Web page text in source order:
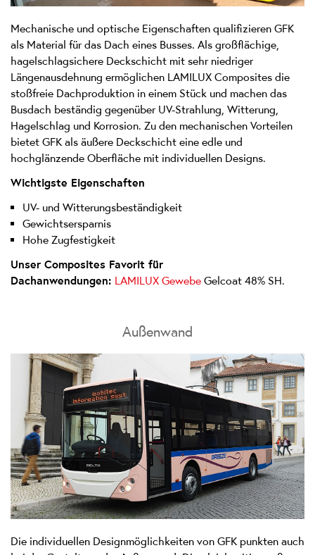
Mechanische und optische Eigenschaften qualifizieren GFK
als Material für das Dach eines Busses. Als großflächige,
hagelschlagsichere Deckschicht mit sehr niedriger
Längenausdehnung ermöglichen LAMILUX Composites die
stoßfreie Dachproduktion in einem Stück und machen das
Busdach beständig gegenüber UV-Strahlung, Witterung,
Hagelschlag und Korrosion. Zu den mechanischen Vorteilen
bietet GFK als äußere Deckschicht eine edle und
hochglänzende Oberfläche mit individuellen Designs.
Wichtigste Eigenschaften
UV- und Witterungsbeständigkeit
Gewichtsersparnis
Hohe Zugfestigkeit
Unser Composites Favorit für
Dachanwendungen: LAMILUX Gewebe Gelcoat 48% SH.
Außenwand
Die individuellen Designmöglichkeiten von GFK punkten auch